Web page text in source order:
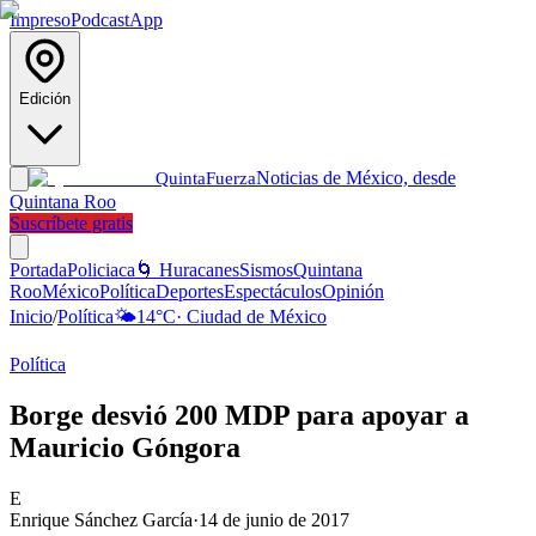
ImpresoPodcastApp
Edición
QuintaFuerzaNoticias de México, desde
Quintana Roo
Suscríbete gratis
PortadaPoliciaca 🌀 HuracanesSismosQuintana
RooMéxicoPolíticaDeportesEspectáculosOpinión
Inicio/Política🌤️14°C· Ciudad de México
Política
Borge desvió 200 MDP para apoyar a
Mauricio Góngora
E
Enrique Sánchez García·14 de junio de 2017